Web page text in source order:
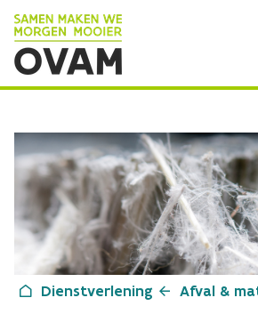
Skip to Main Content
Dienstverlening Afval &